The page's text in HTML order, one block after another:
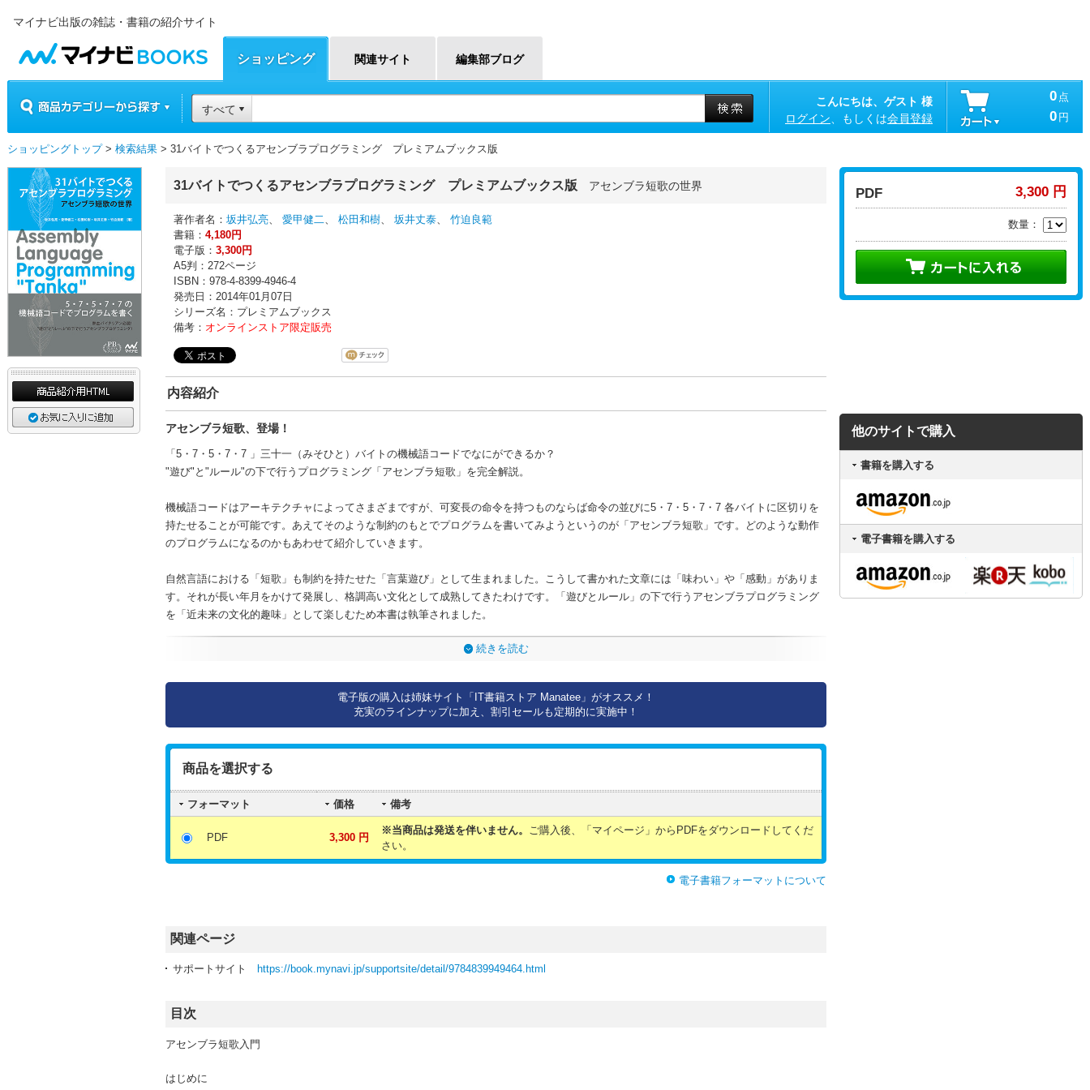
マイナビ出版の雑誌・書籍の紹介サイト
マイナビBOOKS
ショッピング 関連サイト 編集部ブログ
すべて
こんにちは、ゲスト 様
ログイン 、もしくは会員登録
0 点
0 円
ショッピングトップ> 検索結果 > 31バイトでつくるアセンブラプログラミング プレミアムブックス版
31バイトでつくるアセンブラプログラミング プレミアムブックス版 アセンブラ短歌の世界
著作者名： 坂井弘亮、 愛甲健二、 松田和樹、 坂井丈泰、 竹迫良範
書籍： 4,180円
電子版： 3,300円
A5判：272ページ
ISBN：978-4-8399-4946-4
発売日：2014年01月07日
シリーズ名：プレミアムブックス
備考： オンラインストア限定販売
内容紹介
アセンブラ短歌、登場！
「5・7・5・7・7 」三十一（みそひと）バイトの機械語コードでなにができるか？
"遊び"と"ルール"の下で行うプログラミング「アセンブラ短歌」を完全解説。
機械語コードはアーキテクチャによってさまざまですが、可変長の命令を持つものならば命令の並びに5・7・5・7・7 各バイトに区切りを
持たせることが可能です。あえてそのような制約のもとでプログラムを書いてみようというのが「アセンブラ短歌」です。どのような動作
のプログラムになるのかもあわせて紹介していきます。
自然言語における「短歌」も制約を持たせた「言葉遊び」として生まれました。こうして書かれた文章には「味わい」や「感動」がありま
す。それが長い年月をかけて発展し、格調高い文化として成熟してきたわけです。「遊びとルール」の下で行うアセンブラプログラミング
を「近未来の文化的趣味」として楽しむため本書は執筆されました。
続きを読む
電子版の購入は姉妹サイト「IT書籍ストア Manatee」がオススメ！
充実のラインナップに加え、割引セールも定期的に実施中！
商品を選択する
フォーマット 価格 備考
PDF 3,300 円
※当商品は発送を伴いません。 ご購入後、「マイページ」からPDFをダウンロードしてくだ
さい。
電子書籍フォーマットについて
関連ページ
サポートサイト https://book.mynavi.jp/supportsite/detail/9784839949464.html
目次
アセンブラ短歌入門
はじめに
PDF 3,300 円
数量：
他のサイトで購入
書籍を購入する
電子書籍を購入する